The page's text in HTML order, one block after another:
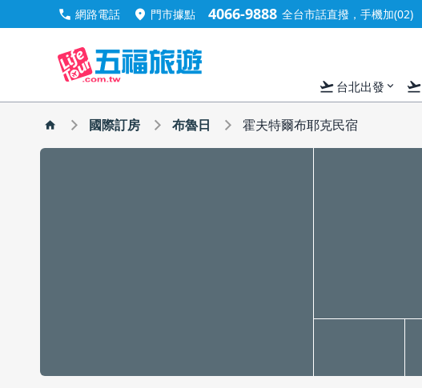
call 網路電話 location_on 門市據點 4066-9888 全台市話直撥，手機加(02)
flight_takeoff 台北出發 expand_more flight_takeoff
國際訂房 布魯日 霍夫特爾布耶克民宿